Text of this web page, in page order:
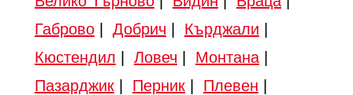
Габрово| Добрич Кърджали
Кюстендил
Ловеч Монтана|
Пазарджик| Перник| Плевен